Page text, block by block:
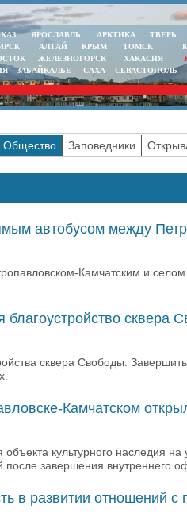
ЯРОСЛАВЛЬ АРКТИКА ТВЕРЬ
АЛТАЙ КРЫМ ТОМСК
ЖЕЛЕЗНОГОРСК ХАКАСИЯ
ЗАБАЙКАЛЬЕ САХА СЕВАСТОПОЛЬ
Общество Заповедники
автобусом между
Камчатским и селом
сквера
сквера Свободы.
Камчатском
культурного наследия
после завершения внутреннего
в развитии отношений с